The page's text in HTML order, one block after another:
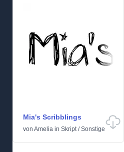
Mia's Scribblings
von Amelia in Skript/Sonstige